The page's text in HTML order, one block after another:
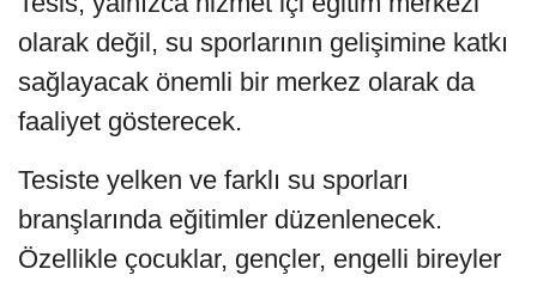
olarak değil, su sporlarının gelişimine katkı
sağlayacak önemli bir merkez olarak da
faaliyet gösterecek.
Tesiste yelken ve farklı su sporları
branşlarında eğitimler düzenlenecek.
Özellikle çocuklar, gençler, engelli bireyler